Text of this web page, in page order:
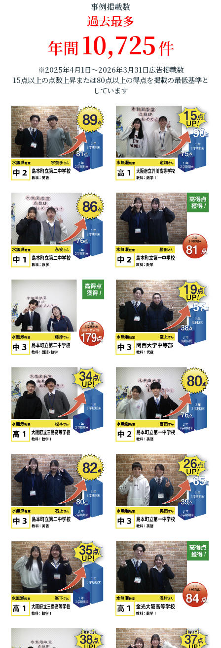
事例掲載数
過去最多
年間 10,725件
※2025年4月1日～2026年3月31日広告掲載数
15点以上の点数上昇または80点以上の得点を掲載の最低基準と
しています